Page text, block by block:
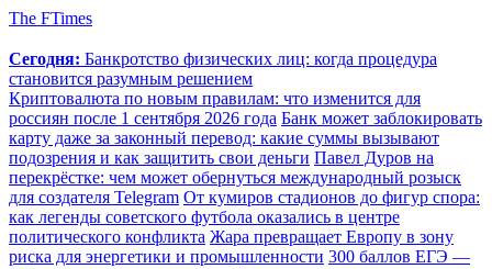
The FTimes
Сегодня: Банкротство физических лиц: когда процедура
становится разумным решением
Криптовалюта по новым правилам: что изменится для
россиян после 1 сентября 2026 года Банк может заблокировать
карту даже за законный перевод: какие суммы вызывают
подозрения и как защитить свои деньги Павел Дуров на
перекрёстке: чем может обернуться международный розыск
для создателя Telegram От кумиров стадионов до фигур спора:
как легенды советского футбола оказались в центре
политического конфликта Жара превращает Европу в зону
риска для энергетики и промышленности 300 баллов ЕГЭ —